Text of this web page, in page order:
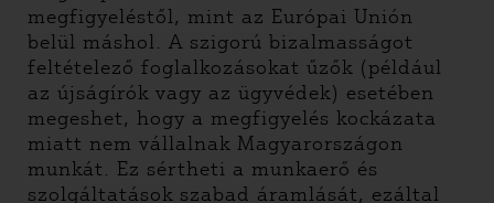
megfigyeléstől, mint az Európai Unión
belül máshol. A szigorú bizalmasságot
feltételező foglalkozásokat űzők (például
az újságírók vagy az ügyvédek) esetében
megeshet, hogy a megfigyelés kockázata
miatt nem vállalnak Magyarországon
munkát. Ez sértheti a munkaerő és
szolgáltatások szabad áramlását, ezáltal